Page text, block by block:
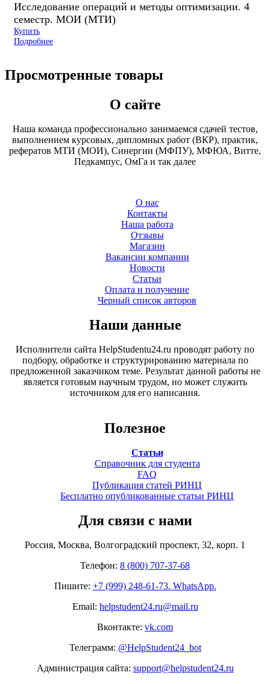
Исследование операций и методы оптимизации. 4
семестр. МОИ (МТИ)
Купить
Подробнее
Просмотренные товары
О сайте
Наша команда профессионально занимаемся сдачей тестов,
выполнением курсовых, дипломных работ (ВКР), практик,
рефератов МТИ (МОИ), Синергии (МФПУ), МФЮА, Витте,
Педкампус, ОмГа и так далее
О нас
Контакты
Наша работа
Отзывы
Магазин
Вакансии компании
Новости
Статьи
Оплата и получение
Черный список авторов
Наши данные
Исполнители сайта HelpStudentu24.ru проводят работу по
подбору, обработке и структурированию материала по
предложенной заказчиком теме. Результат данной работы не
является готовым научным трудом, но может служить
источником для его написания.
Полезное
Статьи
Справочник для студента
FAQ
Публикация статей РИНЦ
Бесплатно опубликованные статьи РИНЦ
Для связи с нами
Россия, Москва, Волгоградский проспект, 32, корп. 1
Телефон: 8 (800) 707-37-68
Пишите: +7 (999) 248-61-73. WhatsApp.
Email: helpstudent24.ru@mail.ru
Вконтакте: vk.com
Телеграмм: @HelpStudent24_bot
Администрация сайта: support@helpstudent24.ru